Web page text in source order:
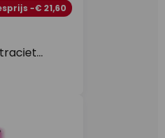
-€ 21,60